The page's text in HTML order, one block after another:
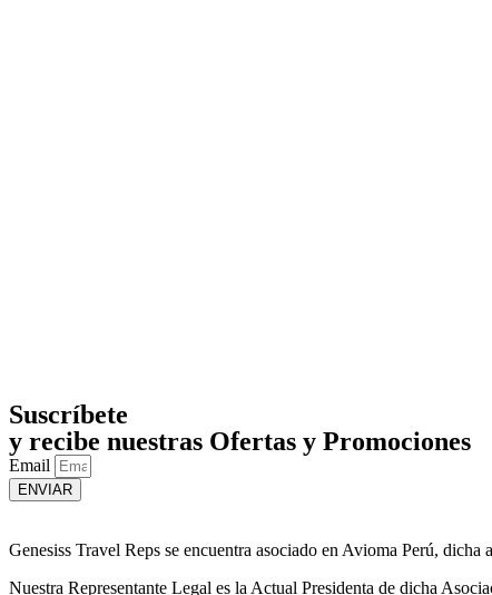
Suscríbete
y recibe nuestras Ofertas y Promociones
Email
ENVIAR
Genesiss Travel Reps se encuentra asociado en Avioma Perú,
Nuestra Representante Legal es la Actual Presidenta de dicha